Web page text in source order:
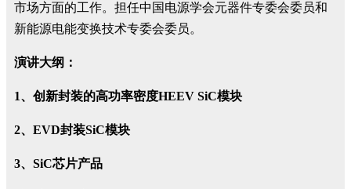
市场方面的工作。担任中国电源学会元器件专委会委员和
新能源电能变换技术专委会委员。
演讲大纲：
1、 创新封装的高功率密度HEEV SiC模块
2、 EVD封装SiC模块
3、 SiC芯片产品